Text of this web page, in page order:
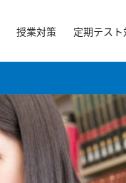
授業対策 定期テスト